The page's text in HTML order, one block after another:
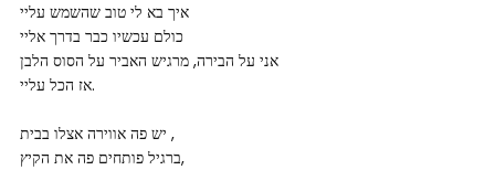
איך בא לי טוב שהשמש עליי
כולם עכשיו כבר בדרך אליי
אני על הבירה, מרגיש האביר על הסוס הלבן
אז הכל עליי.
יש פה אווירה אצלו בבית ,
ברגיל פותחים פה את הקיץ,